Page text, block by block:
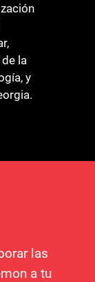
la
y
las
a tu